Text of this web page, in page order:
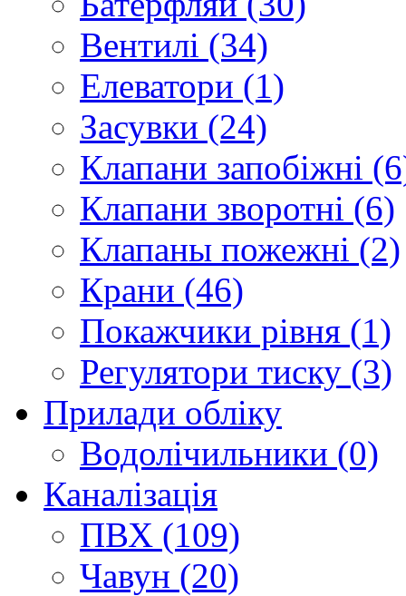
Вентилі (34)
Елеватори (1)
Засувки (24)
Клапани запобіжні
Клапани зворотні (6)
Клапаны пожежні (2)
Крани (46)
Покажчики рівня (1)
Регулятори тиску (3)
Прилади обліку
Водолічильники (0)
Каналізація
ПВХ (109)
Чавун (20)